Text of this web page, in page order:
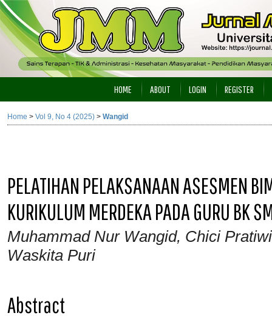
HOME ABOUT LOGIN REGISTER
Home > Vol 9, No 4 (2025) > Wangid
PELATIHAN PELAKSANAAN ASESMEN
KURIKULUM MERDEKA PADA GURU BK
Muhammad Nur Wangid, Chici
Waskita Puri
Abstract